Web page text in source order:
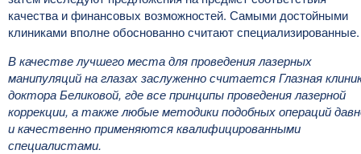
качества и финансовых возможностей. Самыми достойными
клиниками вполне обоснованно считают специализированные.
В качестве лучшего места для проведения лазерных
манипуляций на глазах заслуженно считается Глазная
доктора Беликовой, где все принципы проведения лазерной
коррекции, а также любые методики подобных операций
и качественно применяются квалифицированными
специалистами.